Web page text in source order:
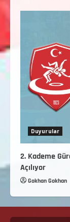
Duyurular
2. Kademe
Açılıyor
Gokhan Gokhan